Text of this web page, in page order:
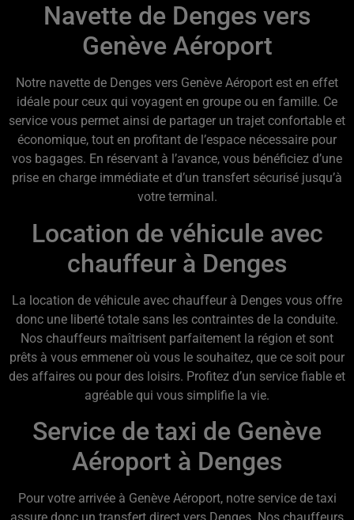
Navette de Denges vers
Genève Aéroport
Notre navette de Denges vers Genève Aéroport est en effet
idéale pour ceux qui voyagent en groupe ou en famille. Ce
service vous permet ainsi de partager un trajet confortable et
économique, tout en profitant de l’espace nécessaire pour
vos bagages. En réservant à l’avance, vous bénéficiez d’une
prise en charge immédiate et d’un transfert sécurisé jusqu’à
votre terminal.
Location de véhicule avec
chauffeur à Denges
La location de véhicule avec chauffeur à Denges vous offre
donc une liberté totale sans les contraintes de la conduite.
Nos chauffeurs maîtrisent parfaitement la région et sont
prêts à vous emmener où vous le souhaitez, que ce soit pour
des affaires ou pour des loisirs. Profitez d’un service fiable et
agréable qui vous simplifie la vie.
Service de taxi de Genève
Aéroport à Denges
Pour votre arrivée à Genève Aéroport, notre service de taxi